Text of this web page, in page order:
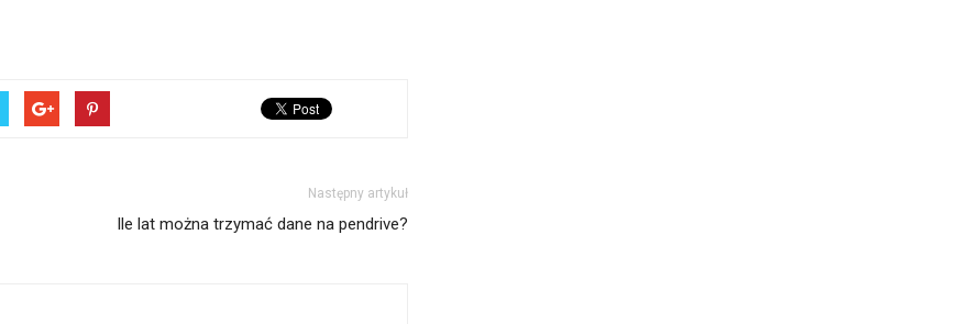
Następny artykuł
Ile lat można trzymać dane na pendrive?